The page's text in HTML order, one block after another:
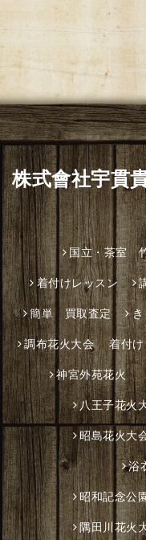
株式會社宇
国立・茶室
着付けレッスン
簡単 買取査定 き
調布花火大会 着付け
神宮外苑花
八王子
昭島花
浴
昭和記念
隅田川